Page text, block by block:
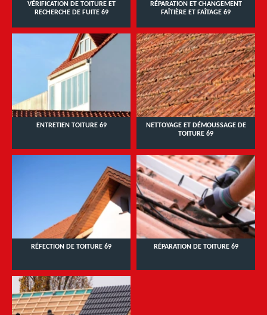
VÉRIFICATION DE TOITURE ET
RECHERCHE DE FUITE 69
RÉPARATION ET CHANGEMENT
FAÎTIÈRE ET FAÎTAGE 69
ENTRETIEN TOITURE 69
NETTOYAGE ET DÉMOUSSAGE DE
TOITURE 69
RÉFECTION DE TOITURE 69 RÉPARATION DE TOITURE 69